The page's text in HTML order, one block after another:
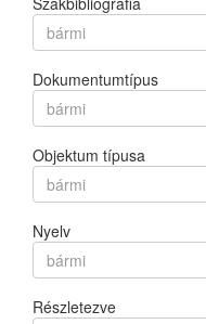
bármi
Dokumentumtípus
bármi
Objektum típusa
bármi
Nyelv
bármi
Részletezve